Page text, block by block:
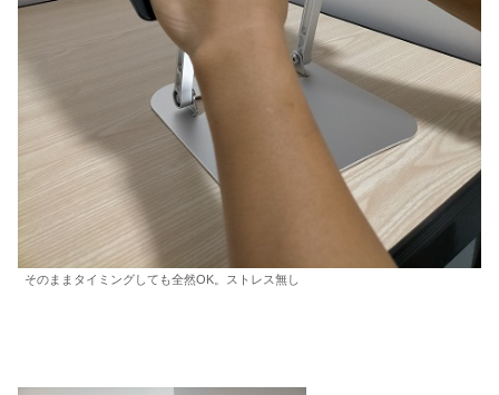
そのままタイミングしても全然OK。ストレス無し